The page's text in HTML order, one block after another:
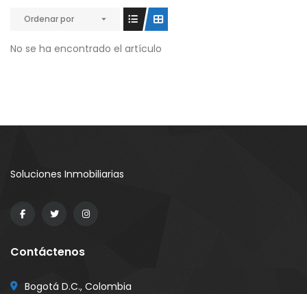
Ordenar por
No se ha encontrado el artículo
Soluciones Inmobiliarias
Contáctenos
Bogotá D.C., Colombia